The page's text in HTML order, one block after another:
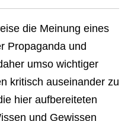
die Meinung eines
Propaganda und
umso wichtiger
kritisch auseinander zu
hier aufbereiteten
und Gewissen